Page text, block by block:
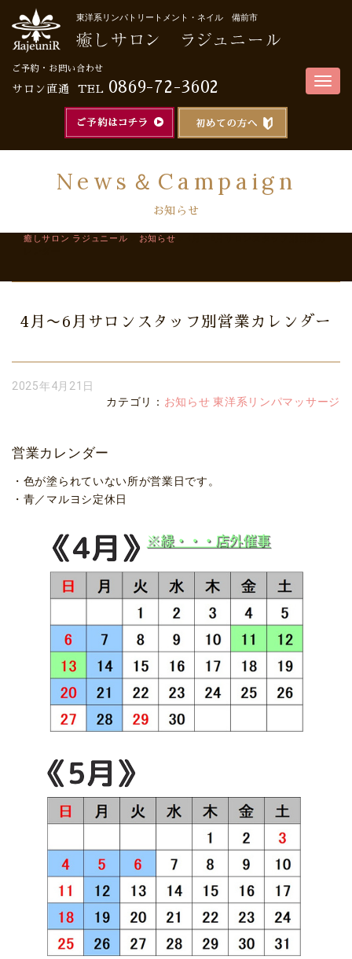
東洋系リンパトリートメント・ネイル 備前市
ご予約・お問い合わせ
サロン直通 TEL 0869-72-3602
News＆Campaign
お知らせ
癒しサロン ラジュニール お知らせ
4月〜6月サロンスタッフ別営業カレンダー
2025年4月21日
カテゴリ： お知らせ 東洋系リンパマッサージ
営業カレンダー
・色が塗られていない所が営業日です。
・青／マルヨシ定休日